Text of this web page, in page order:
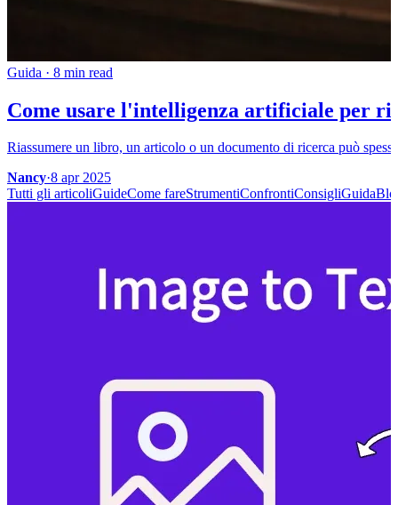
Guida · 8 min read
Come usare l'intelligenza artificiale per
Riassumere un libro, un articolo o un documento di ricerca può
Nancy·8 apr 2025
Tutti gli articoliGuideCome fareStrumentiConfrontiConsigliGuida